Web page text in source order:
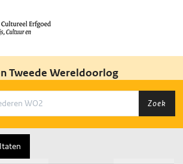
Tweede Wereldoorlog
Zoek